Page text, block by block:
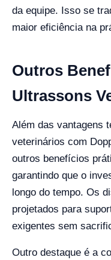
da equipe. Isso se
maior eficiência na
Outros
Ultrassons
Além das vantagens
veterinários com
outros benefícios
garantindo que o
longo do tempo. Os
projetados para
exigentes sem
Outro destaque é a